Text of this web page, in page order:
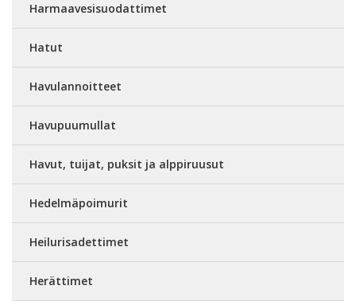
Harmaavesisuodattimet
Hatut
Havulannoitteet
Havupuumullat
Havut, tuijat, puksit ja alppiruusut
Hedelmäpoimurit
Heilurisadettimet
Herättimet